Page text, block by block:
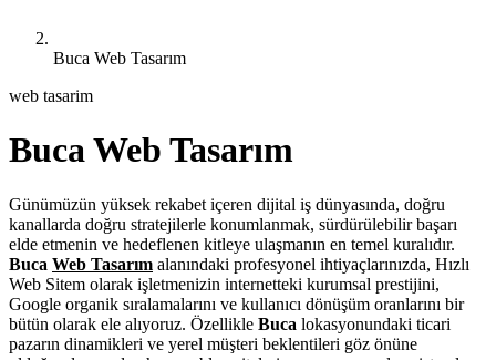
Buca Web Tasarım
web tasarim
Buca Web Tasarım
Günümüzün yüksek rekabet içeren dijital iş dünyasında, doğru
kanallarda doğru stratejilerle konumlanmak, sürdürülebilir başarı
elde etmenin ve hedeflenen kitleye ulaşmanın en temel kuralıdır.
Buca Web Tasarım alanındaki profesyonel ihtiyaçlarınızda, Hızlı
Web Sitem olarak işletmenizin internetteki kurumsal prestijini,
Google organik sıralamalarını ve kullanıcı dönüşüm oranlarını bir
bütün olarak ele alıyoruz. Özellikle Buca lokasyonundaki ticari
pazarın dinamikleri ve yerel müşteri beklentileri göz önüne